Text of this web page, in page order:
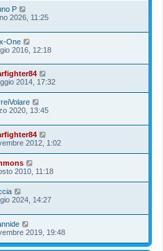
P
2026, 11:25
One
2016, 12:18
2014, 17:32
2020, 13:45
2012, 1:02
2010, 11:18
2024, 14:27
2019, 19:48